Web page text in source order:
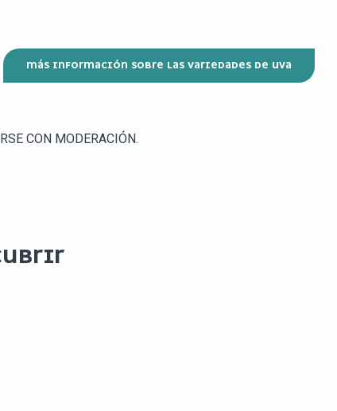
MÁS INFORMACIÓN SOBRE LAS VARIEDADES DE UVA
CON MODERACIÓN.